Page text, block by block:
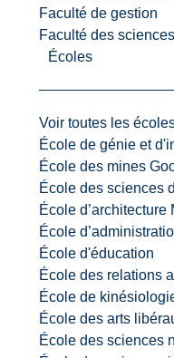
Faculté de gestion
Faculté des
Écoles
Voir toutes les
École de génie et
École des mines
École des sciences
École d’architecture
École
École d'éducation
École des relations
École de
École des arts
École des sciences